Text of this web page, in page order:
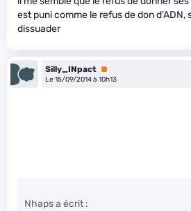
est puni comme le refus de don
dissuader
Silly_INpact Premium
Le 15/09/2014 à 10h13
Nhaps a écrit :